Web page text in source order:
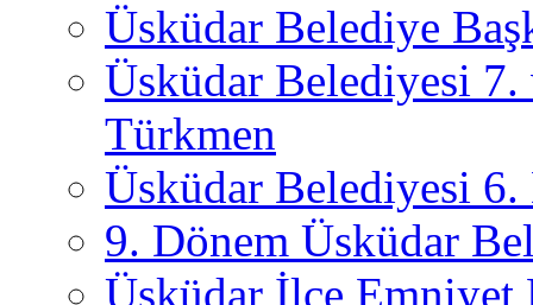
Üsküdar Belediye
Üsküdar Belediyesi
Türkmen
Üsküdar Belediyesi 6.
9. Dönem Üsküdar
Üsküdar İlçe